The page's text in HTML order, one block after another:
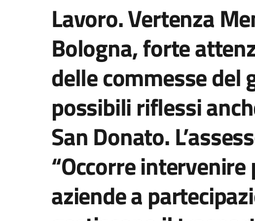
Lavoro. Vertenza
Bologna, forte
delle commesse del
possibili riflessi
San Donato.
“Occorre
aziende a